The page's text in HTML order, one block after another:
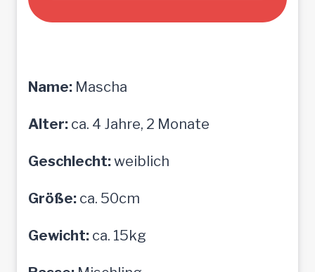
Name: Mascha
Alter: ca. 4 Jahre, 2 Monate
Geschlecht:weiblich
Größe: ca. 50cm
Gewicht: ca. 15kg